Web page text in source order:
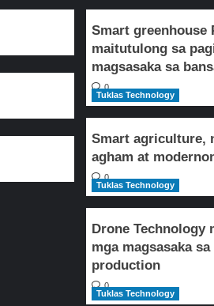
Smart greenhouse
maitutulong sa
magsasaka sa
0
Tuklas Technology
Smart agriculture,
agham at
0
Tuklas Technology
Drone Technology
mga magsasaka
production
0
Tuklas Technology